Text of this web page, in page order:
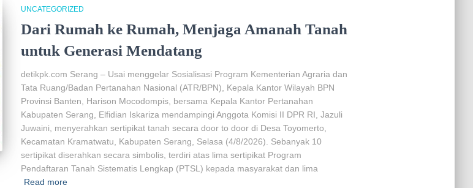
UNCATEGORIZED
Dari Rumah ke Rumah, Menjaga Amanah Tanah
untuk Generasi Mendatang
detikpk.com Serang – Usai menggelar Sosialisasi Program Kementerian Agraria dan
Tata Ruang/Badan Pertanahan Nasional (ATR/BPN), Kepala Kantor Wilayah BPN
Provinsi Banten, Harison Mocodompis, bersama Kepala Kantor Pertanahan
Kabupaten Serang, Elfidian Iskariza mendampingi Anggota Komisi II DPR RI, Jazuli
Juwaini, menyerahkan sertipikat tanah secara door to door di Desa Toyomerto,
Kecamatan Kramatwatu, Kabupaten Serang, Selasa (4/8/2026). Sebanyak 10
sertipikat diserahkan secara simbolis, terdiri atas lima sertipikat Program
Pendaftaran Tanah Sistematis Lengkap (PTSL) kepada masyarakat dan lima
Read more